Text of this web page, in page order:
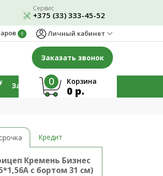
Сервис
+375 (33) 333-45-52
0 Личный кабинет
Заказать звонок
Корзина
0
0 р.
Запчасти Ремонт
Кредит
Кремень Бизнес
с бортом 31 см)